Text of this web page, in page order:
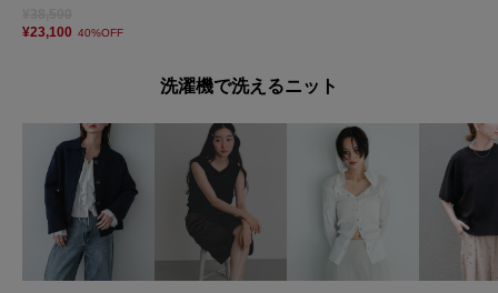
¥23,100 40%OFF
洗濯機で洗えるニット